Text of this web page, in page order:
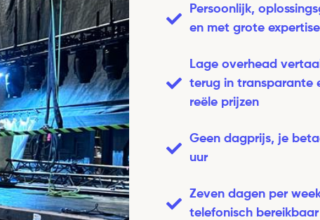
Persoonlijk,
en met grote expertise
Lage overhead
terug in transparante
reële prijzen
Geen dagprijs, je
uur
Zeven dagen per
telefonisch bereikbaar